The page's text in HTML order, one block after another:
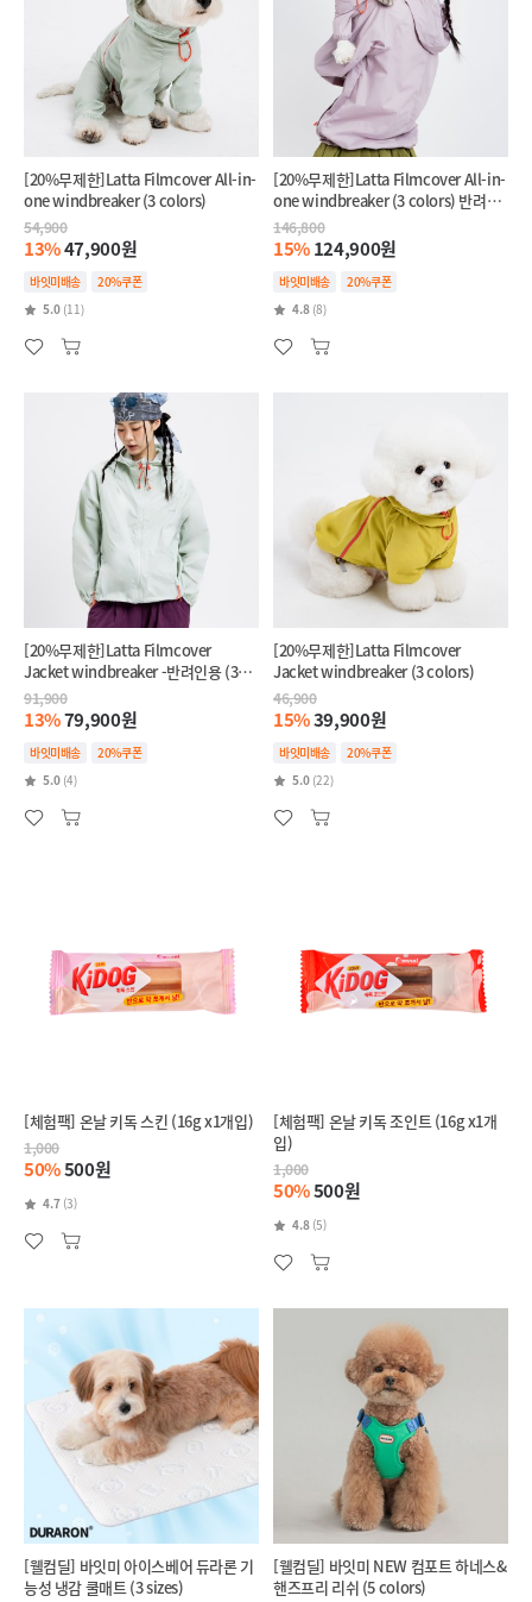
[20%무제한]Latta Filmcover All-in-
one windbreaker (3 colors)
54,900
13%47,900원
바잇미배송
20%쿠폰
5.0 (11)
[20%무제한]Latta Filmcover All-in-
one windbreaker (3 colors) 반려견
+반려인 SET
146,800
15%124,900원
바잇미배송
20%쿠폰
4.8 (8)
[20%무제한]Latta Filmcover
Jacket windbreaker -반려인용 (3
colors)
91,900
13%79,900원
바잇미배송
20%쿠폰
5.0 (4)
[20%무제한]Latta Filmcover
Jacket windbreaker (3 colors)
46,900
15%39,900원
바잇미배송
20%쿠폰
5.0 (22)
[체험팩] 온날 키독 스킨 (16g x1개입)
1,000
50%500원
4.7 (3)
[체험팩] 온날 키독 조인트 (16g x1개
입)
1,000
50%500원
4.8 (5)
[웰컴딜] 바잇미 아이스베어 듀라론 기
능성 냉감 쿨매트 (3 sizes)
[웰컴딜] 바잇미 NEW 컴포트 하네스&
핸즈프리 리쉬 (5 colors)